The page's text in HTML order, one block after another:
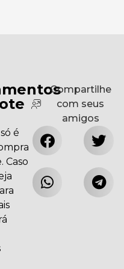
é
Caso
Compartilhe
com seus
amigos